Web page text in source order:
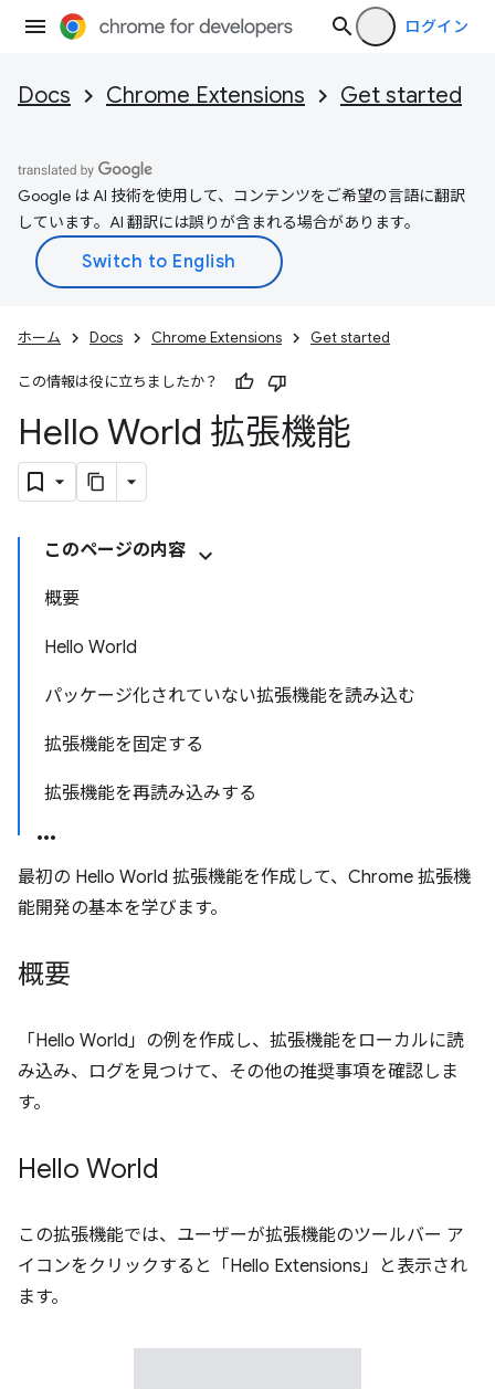
ログイン
Docs Chrome Extensions Get started
Google は AI 技術を使用して、コンテンツをご希望の言語に翻訳
しています。AI 翻訳には誤りが含まれる場合があります。
ホーム Docs Chrome Extensions Get started
この情報は役に立ちましたか？
Hello World 拡張機能
このページの内容
概要
Hello World
パッケージ化されていない拡張機能を読み込む
拡張機能を固定する
拡張機能を再読み込みする
最初の Hello World 拡張機能を作成して、Chrome 拡張機
能開発の基本を学びます。
概要
「Hello World」の例を作成し、拡張機能をローカルに読
み込み、ログを見つけて、その他の推奨事項を確認しま
す。
Hello World
この拡張機能では、ユーザーが拡張機能のツールバー ア
イコンをクリックすると「Hello Extensions」と表示され
ます。